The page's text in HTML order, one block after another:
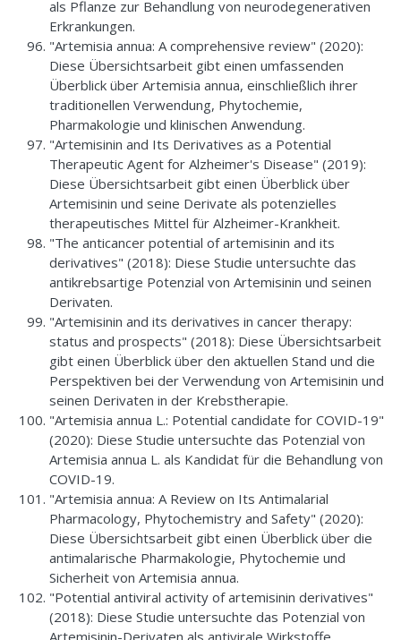
als Pflanze zur Behandlung von neurodegenerativen
Erkrankungen.
"Artemisia annua: A comprehensive review" (2020):
Diese Übersichtsarbeit gibt einen umfassenden
Überblick über Artemisia annua, einschließlich ihrer
traditionellen Verwendung, Phytochemie,
Pharmakologie und klinischen Anwendung.
"Artemisinin and Its Derivatives as a Potential
Therapeutic Agent for Alzheimer's Disease" (2019):
Diese Übersichtsarbeit gibt einen Überblick über
Artemisinin und seine Derivate als potenzielles
therapeutisches Mittel für Alzheimer-Krankheit.
"The anticancer potential of artemisinin and its
derivatives" (2018): Diese Studie untersuchte das
antikrebsartige Potenzial von Artemisinin und seinen
Derivaten.
"Artemisinin and its derivatives in cancer therapy:
status and prospects" (2018): Diese Übersichtsarbeit
gibt einen Überblick über den aktuellen Stand und die
Perspektiven bei der Verwendung von Artemisinin und
seinen Derivaten in der Krebstherapie.
"Artemisia annua L.: Potential candidate for COVID-19"
(2020): Diese Studie untersuchte das Potenzial von
Artemisia annua L. als Kandidat für die Behandlung von
COVID-19.
"Artemisia annua: A Review on Its Antimalarial
Pharmacology, Phytochemistry and Safety" (2020):
Diese Übersichtsarbeit gibt einen Überblick über die
antimalarische Pharmakologie, Phytochemie und
Sicherheit von Artemisia annua.
"Potential antiviral activity of artemisinin derivatives"
(2018): Diese Studie untersuchte das Potenzial von
Artemisinin-Derivaten als antivirale Wirkstoffe.